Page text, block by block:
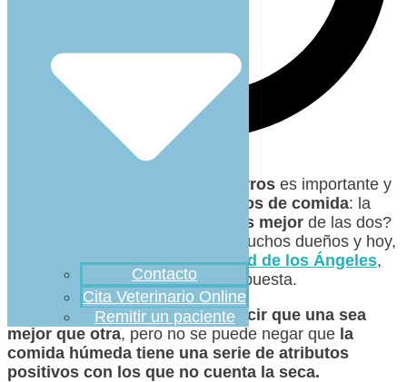
Contacto
Cita Veterinario Online
Remitir un paciente
perros es importante y
dos tipos de comida: la
cuál es mejor de las dos?
Esto es algo que se preguntan muchos dueños y hoy,
Clínica veterinaria Ciudad de los Ángeles,
queremos intentar daros una respuesta.
Lo cierto es queno se puede decir que una sea
mejor que otra, pero no se puede negar que la
comida húmeda tiene una serie de atributos
positivos con los que no cuenta la seca.